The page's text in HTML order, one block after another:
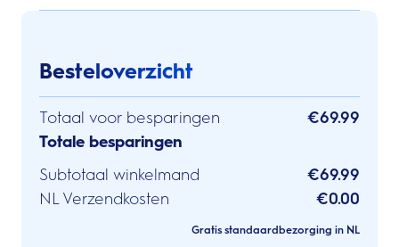
Besteloverzicht
Totaal voor besparingen
€69.99
Totale besparingen
Subtotaal winkelmand
€69.99
NL Verzendkosten
€0.00
Gratis standaardbezorging in NL